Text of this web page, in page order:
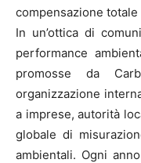
compensazione
In un’ottica di
performance
promosse da
organizzazione
a imprese, autorità
globale di
ambientali. Ogni